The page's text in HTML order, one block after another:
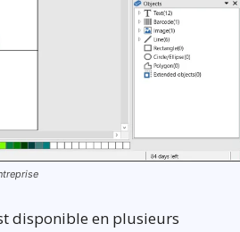
disponible en plusieurs